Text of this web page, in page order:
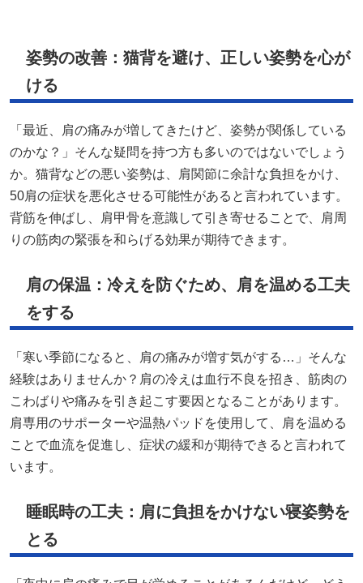
姿勢の改善：猫背を避け、正しい姿勢を心が
ける
「最近、肩の痛みが増してきたけど、姿勢が関係している
のかな？」そんな疑問を持つ方も多いのではないでしょう
か。猫背などの悪い姿勢は、肩関節に余計な負担をかけ、
50肩の症状を悪化させる可能性があると言われています。
背筋を伸ばし、肩甲骨を意識して引き寄せることで、肩周
りの筋肉の緊張を和らげる効果が期待できます。
肩の保温：冷えを防ぐため、肩を温める工夫
をする
「寒い季節になると、肩の痛みが増す気がする…」そんな
経験はありませんか？肩の冷えは血行不良を招き、筋肉の
こわばりや痛みを引き起こす要因となることがあります。
肩専用のサポーターや温熱パッドを使用して、肩を温める
ことで血流を促進し、症状の緩和が期待できると言われて
います。
睡眠時の工夫：肩に負担をかけない寝姿勢を
とる